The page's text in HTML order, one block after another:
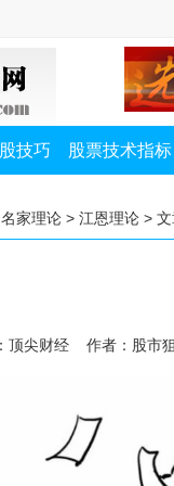
技巧 股票技术指标
名家理论 > 江恩理论 >
顶尖财经 作者：股市